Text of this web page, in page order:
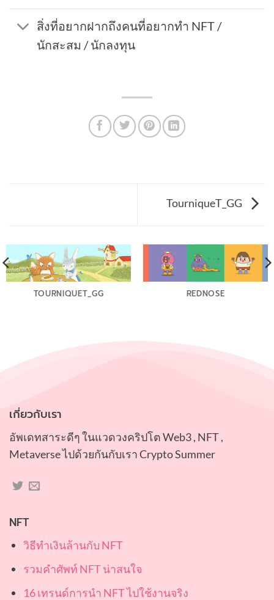
สิ่งที่อยากฝากถึงคนที่อยากทำ NFT /
นักสะสม / นักลงทุน
TourniqueT_GG
TOURNIQUET_GG REDNOSE
เกี่ยวกับเรา
อัพเดทสาระดีๆ ในแวดวงคริปโต Web3 , NFT ,
Metaverse ไปด้วยกันกับเรา Crypto Summer
NFT
วิธีทำเงินล้านกับ NFT
รวมคำศัพท์ NFT น่าสนใจ
16 เทรนด์การนำ NFT ไปใช้งานจริง